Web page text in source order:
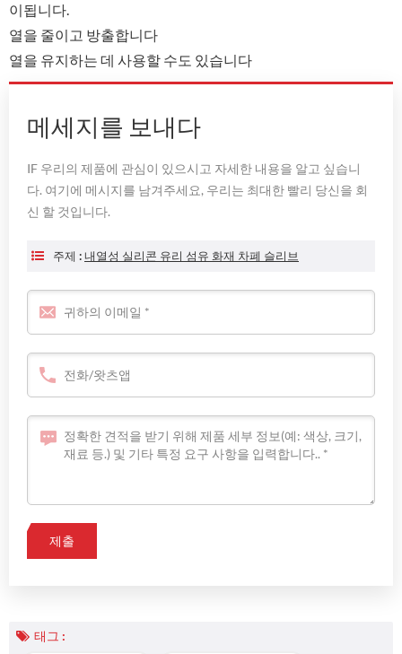
이됩니다.
열을 줄이고 방출합니다
열을 유지하는 데 사용할 수도 있습니다
메세지를 보내다
IF 우리의 제품에 관심이 있으시고 자세한 내용을 알고 싶습니
다. 여기에 메시지를 남겨주세요, 우리는 최대한 빨리 당신을 회
신 할 것입니다.
주제 :내열성 실리콘 유리 섬유 화재 차폐 슬리브
태그 :